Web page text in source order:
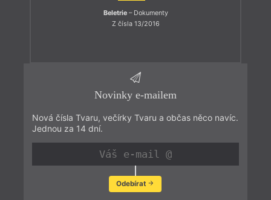
Beletrie– Dokumenty
Z čísla 13/2016
Novinky e-mailem
Nová čísla Tvaru, večírky Tvaru a občas něco navíc.
Jednou za 14 dní.
Odebírat